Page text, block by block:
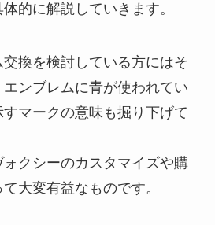
的に解説していきます。
換を検討している方にはそ
ンブレムに青が使われてい
マークの意味も掘り下げて
クシーのカスタマイズや購
大変有益なものです。